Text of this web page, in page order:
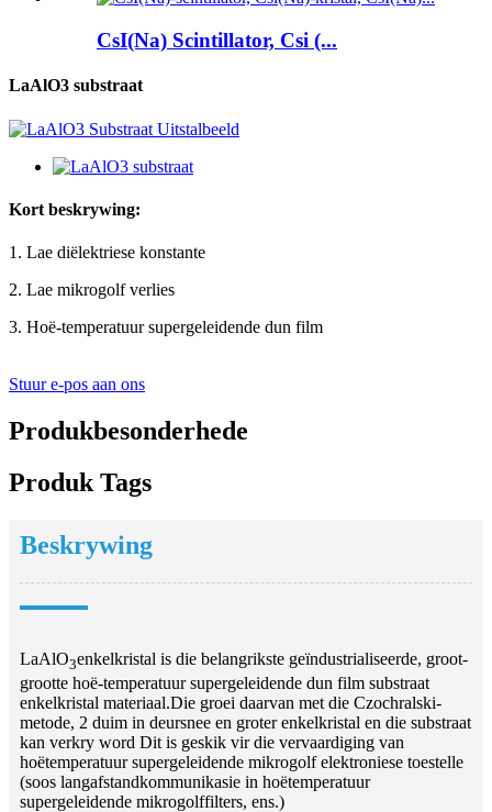
CsI(Na) Scintillator, Csi (...
LaAlO3 substraat
Kort beskrywing:
1. Lae diëlektriese konstante
2. Lae mikrogolf verlies
3. Hoë-temperatuur supergeleidende dun film
Stuur e-pos aan ons
Produkbesonderhede
Produk Tags
Beskrywing
LaAlO3enkelkristal is die belangrikste geïndustrialiseerde, groot-
grootte hoë-temperatuur supergeleidende dun film substraat
enkelkristal materiaal.Die groei daarvan met die Czochralski-
metode, 2 duim in deursnee en groter enkelkristal en die substraat
kan verkry word Dit is geskik vir die vervaardiging van
hoëtemperatuur supergeleidende mikrogolf elektroniese toestelle
(soos langafstandkommunikasie in hoëtemperatuur
supergeleidende mikrogolffilters, ens.)